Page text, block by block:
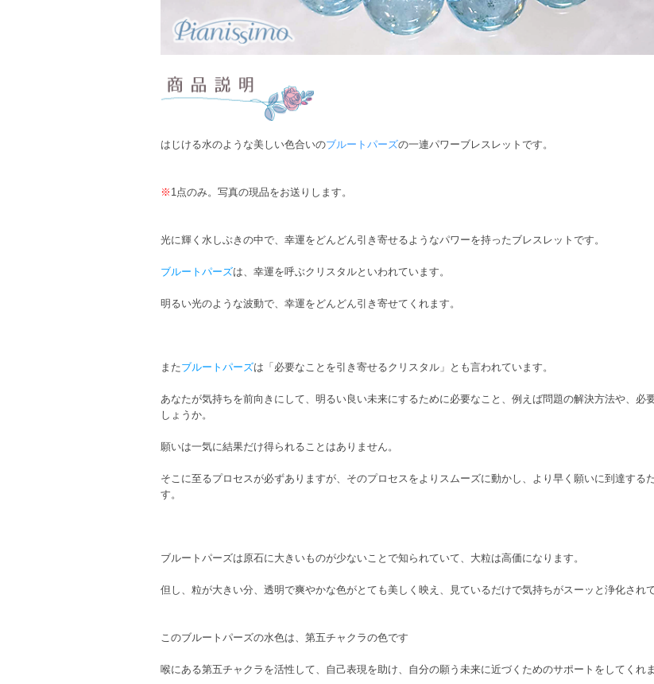
はじける水のような美しい色合いのブルートパーズの一連パワーブレスレットです。
※ 1点のみ。写真の現品をお送りします。
光に輝く水しぶきの中で、幸運をどんどん引き寄せるようなパワーを持ったブレスレットです。
ブルートパーズは、幸運を呼ぶクリスタルといわれています。
明るい光のような波動で、幸運をどんどん引き寄せてくれます。
またブルートパーズは「必要なことを引き寄せるクリスタル」とも言われています。
あなたが気持ちを前向きにして、明るい良い未来にするために必要なこと、例えば問題の解決方法や、
しょうか。
願いは一気に結果だけ得られることはありません。
そこに至るプロセスが必ずありますが、そのプロセスをよりスムーズに動かし、より早く願いに到達す
す。
ブルートパーズは原石に大きいものが少ないことで知られていて、大粒は高価になります。
但し、粒が大きい分、透明で爽やかな色がとても美しく映え、見ているだけで気持ちがスーッと浄化され
このブルートパーズの水色は、第五チャクラの色です
喉にある第五チャクラを活性して、自己表現を助け、自分の願う未来に近づくためのサポートをしてくれま